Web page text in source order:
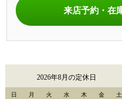
来店予約・在
2026年8月の定休日
日 月 火 水 木 金 土